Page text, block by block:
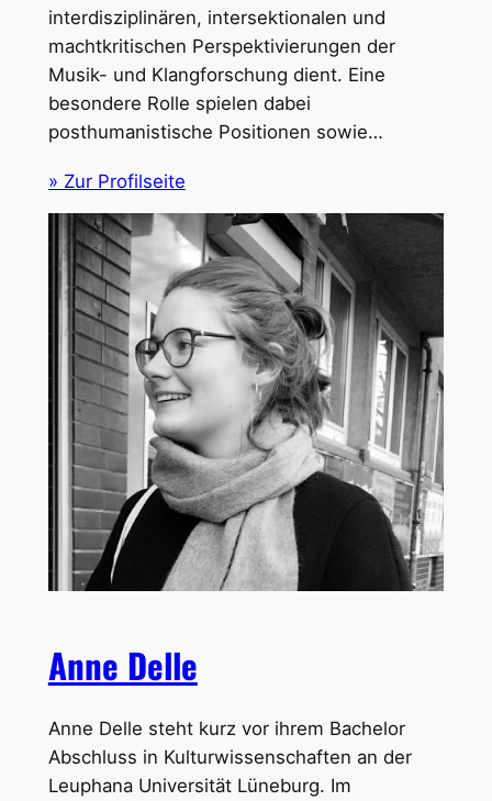
interdisziplinären, intersektionalen und
machtkritischen Perspektivierungen der
Musik- und Klangforschung dient. Eine
besondere Rolle spielen dabei
posthumanistische Positionen sowie…
» Zur Profilseite
Anne Delle
Anne Delle steht kurz vor ihrem Bachelor
Abschluss in Kulturwissenschaften an der
Leuphana Universität Lüneburg. Im